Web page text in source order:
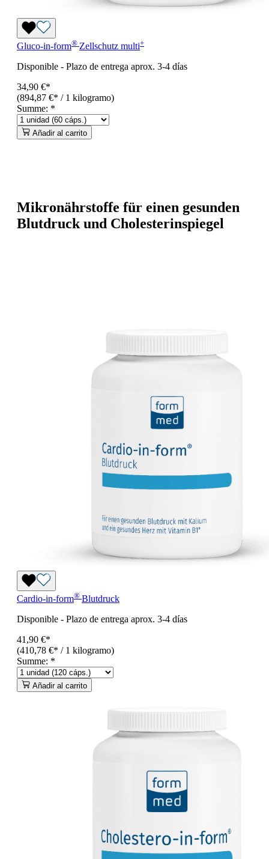
Gluco-in-form® Zellschutz multi+
Disponible - Plazo de entrega aprox. 3-4 días
34,90 €*
(894,87 €* / 1 kilogramo)
Summe: *
Añadir al carrito
Mikronährstoffe für einen gesunden
Blutdruck und Cholesterinspiegel
Cardio-in-form® Blutdruck
Disponible - Plazo de entrega aprox. 3-4 días
41,90 €*
(410,78 €* / 1 kilogramo)
Summe: *
Añadir al carrito